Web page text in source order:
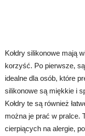
Kołdry silikonowe mają
korzyść. Po pierwsze,
idealne dla osób, które
silikonowe są miękkie i
Kołdry te są również
można je prać w pralce.
cierpiących na alergie,